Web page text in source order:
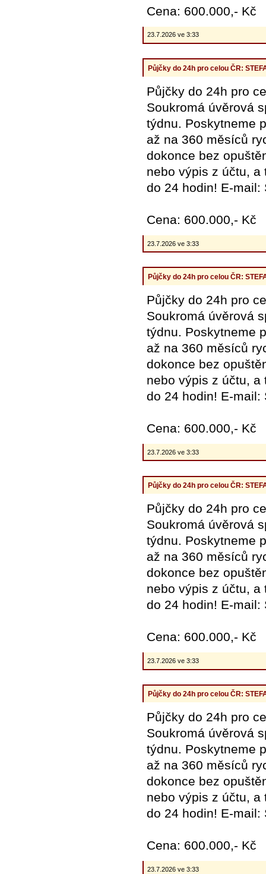
Cena: 600.000,- Kč
23.7.2026 ve 3:33
Půjčky do 24h pro celou ČR:
Půjčky do 24h pro
Soukromá úvěrová
týdnu. Poskytneme
až na 360 měsíců
dokonce bez
nebo výpis z účtu,
do 24 hodin! E-mail:
Cena: 600.000,- Kč
23.7.2026 ve 3:33
Půjčky do 24h pro celou ČR:
Půjčky do 24h pro
Soukromá úvěrová
týdnu. Poskytneme
až na 360 měsíců
dokonce bez
nebo výpis z účtu,
do 24 hodin! E-mail:
Cena: 600.000,- Kč
23.7.2026 ve 3:33
Půjčky do 24h pro celou ČR:
Půjčky do 24h pro
Soukromá úvěrová
týdnu. Poskytneme
až na 360 měsíců
dokonce bez
nebo výpis z účtu,
do 24 hodin! E-mail:
Cena: 600.000,- Kč
23.7.2026 ve 3:33
Půjčky do 24h pro celou ČR:
Půjčky do 24h pro
Soukromá úvěrová
týdnu. Poskytneme
až na 360 měsíců
dokonce bez
nebo výpis z účtu,
do 24 hodin! E-mail:
Cena: 600.000,- Kč
23.7.2026 ve 3:33